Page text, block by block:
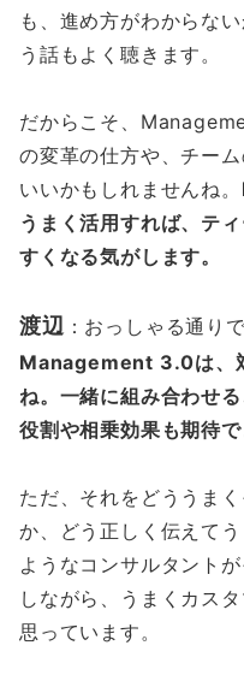
も、進め方がわからな
う話もよく聴きます。
だからこそ、
の変革の仕方や、チー
いいかもしれませんね。
うまく活用すれば、テ
すくなる気がします。
渡辺 ：おっしゃる通りで
Management 3.0は、
ね。一緒に組み合わせ
役割や相乗効果も期待で
ただ、それをどううま
か、どう正しく伝えて
ようなコンサルタント
しながら、うまくカス
思っています。